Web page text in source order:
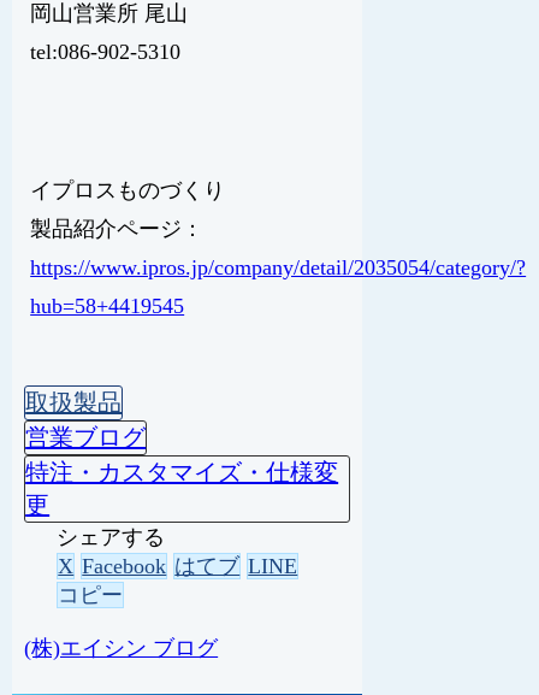
岡山営業所 尾山
tel:086-902-5310
イプロスものづくり
製品紹介ページ：
https://www.ipros.jp/company/detail/2035054/category/?
hub=58+4419545
取扱製品
営業ブログ
特注・カスタマイズ・仕様変
更
シェアする
X Facebook はてブ LINE
コピー
(株)エイシン ブログ